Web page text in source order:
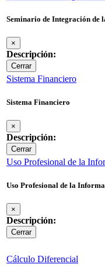
Seminario de Integración de
×
Descripción:
Cerrar
Sistema Financiero
Sistema Financiero
×
Descripción:
Cerrar
Uso Profesional de la
Uso Profesional de la
×
Descripción:
Cerrar
Cálculo Diferencial